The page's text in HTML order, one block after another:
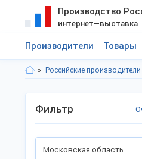
Производство
интернет—выставка
Производители Товары
Российские производители
Фильтр
Московская область